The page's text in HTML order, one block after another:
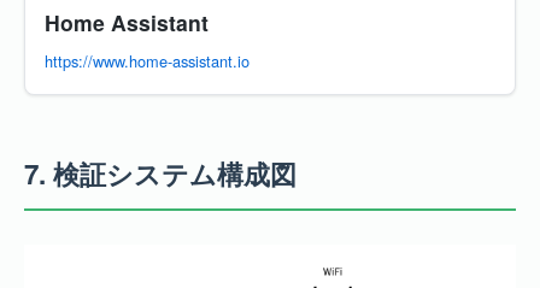
Home Assistant
https://www.home-assistant.io
7. 検証システム構成図